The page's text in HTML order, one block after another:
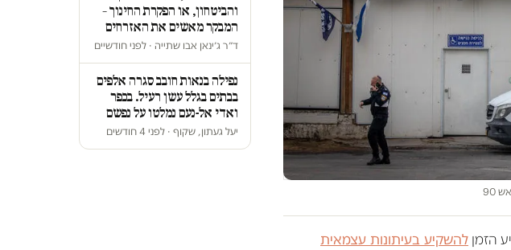
90
הזמן להשקיע בעיתונות עצמאית
והביטחון, או הפקרת החינוך –
המבקר מאשים את האזרחים
ד״ר ג׳ינאן אבו שתייה · לפני חודשיים
נפילה בנאות חובב סגרה אלפים
בבתים בגלל עשן רעיל. בכפר
ואדי אל-נעם נמלטו על נפשם
יעל געתון, שקוף · לפני 4 חודשים